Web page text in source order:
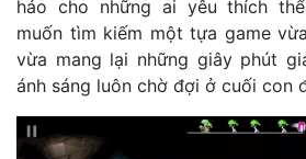
hảo cho những ai yêu thích
muốn tìm kiếm một tựa game
vừa mang lại những giây phút
ánh sáng luôn chờ đợi ở cuối con